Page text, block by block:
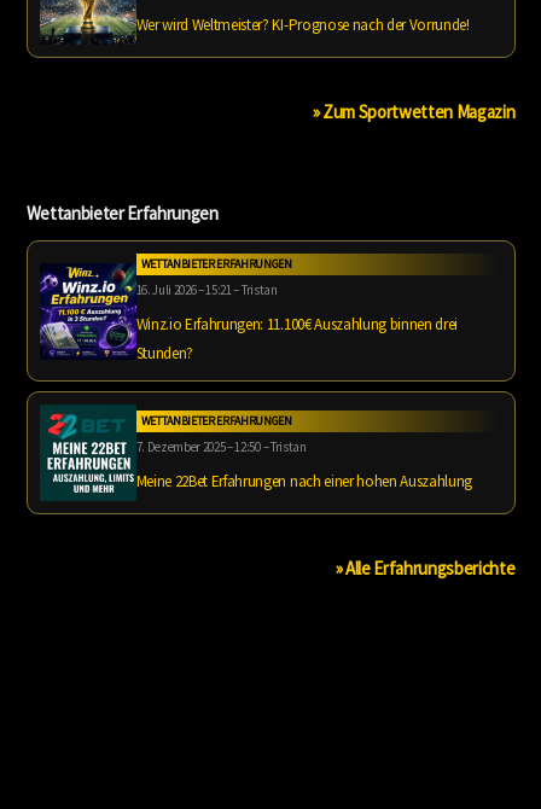
Wer wird Weltmeister? KI-Prognose nach der Vorrunde!
» Zum Sportwetten Magazin
Wettanbieter Erfahrungen
WETTANBIETER ERFAHRUNGEN
16. Juli 2026 – 15:21 – Tristan
Winz.io Erfahrungen: 11.100€ Auszahlung binnen drei
Stunden?
WETTANBIETER ERFAHRUNGEN
7. Dezember 2025 – 12:50 – Tristan
Meine 22Bet Erfahrungen nach einer hohen Auszahlung
» Alle Erfahrungsberichte